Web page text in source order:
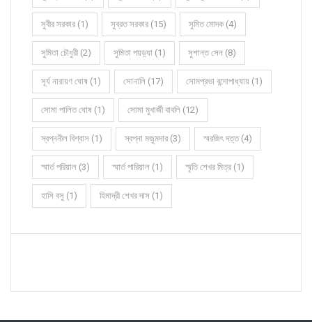
সুবীর সরকার (1) সুব্রত সরকার (15) সুমিত মোদক (4)
সুমিতা চৌধুরী (2) সুমিতা পয়ড়্যা (1) সুশান্ত সেন (8)
সূর্য নারায়ণ ঘোষ (1) সোনালি (17) সোমপ্রভা বন্দোপাধ্যায় (1)
সোমা পালিত ঘোষ (1) সোমা মুখার্জী বাবলি (12)
স্বপ্ননীল বিশ্বাস (1) স্বপ্না মজুমদার (3) স্মরজিৎ দত্ত (4)
স্মার্ত পরিয়াল (3) স্মার্ত পারিয়াল (1) স্মৃতি শেখর মিত্র (1)
হাসি বসু (1) হিমাদ্রী শেখর দাস (1)